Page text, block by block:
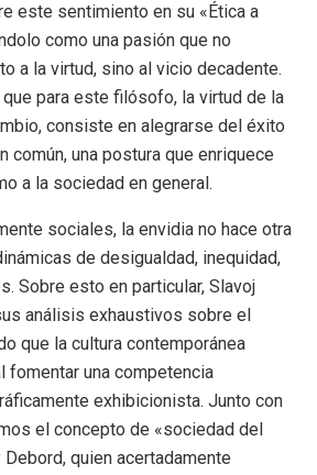
este sentimiento en su «Ética a
como una pasión que no
a la virtud, sino al vicio decadente.
para este filósofo, la virtud de la
consiste en alegrarse del éxito
común, una postura que enriquece
a la sociedad en general.
sociales, la envidia no hace otra
de desigualdad, inequidad,
Sobre esto en particular, Slavoj
análisis exhaustivos sobre el
que la cultura contemporánea
fomentar una competencia
exhibicionista. Junto con
el concepto de «sociedad del
quien acertadamente